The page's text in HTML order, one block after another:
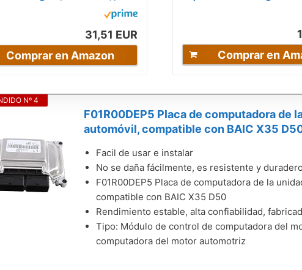
31,51 EUR
Comprar en Amazon
Comprar en
Nº 4
F01R00DEP5 Placa de computadora de
automóvil, compatible con BAIC X35
Facil de usar e instalar
No se daña fácilmente, es resistente y
F01R00DEP5 Placa de computadora de la
compatible con BAIC X35 D50
Rendimiento estable, alta confiabilidad,
Tipo: Módulo de control de computadora del
computadora del motor automotriz